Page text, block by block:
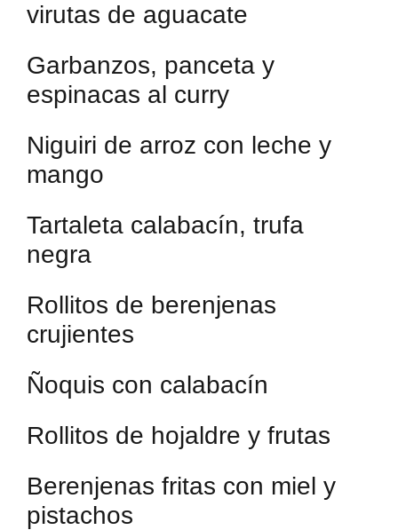
virutas de aguacate
Garbanzos, panceta y
espinacas al curry
Niguiri de arroz con leche y
mango
Tartaleta calabacín, trufa
negra
Rollitos de berenjenas
crujientes
Ñoquis con calabacín
Rollitos de hojaldre y frutas
Berenjenas fritas con miel y
pistachos